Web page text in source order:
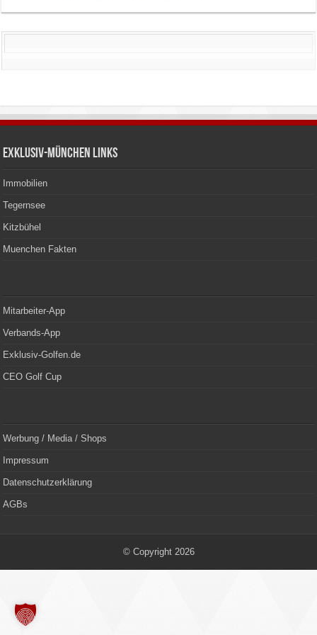
Exklusiv-München Links
Immobilien
Tegernsee
Kitzbühel
Muenchen Fakten
Mitarbeiter-App
Verbands-App
Exklusiv-Golfen.de
CEO Golf Cup
Werbung / Media / Shops
Impressum
Datenschutzerklärung
AGBs
© Copyright 2026